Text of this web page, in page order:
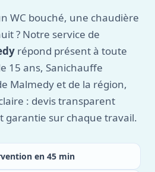
WC bouché, une chaudière
? Notre service de
répond présent à toute
15 ans, Sanichauffe
Malmedy et de la région,
: devis transparent
garantie sur chaque travail.
en 45 min